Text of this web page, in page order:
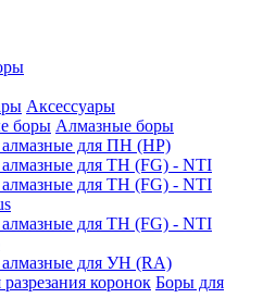
Аксессуары
Алмазные боры
для ПН (HP)
для ТН (FG) - NTI
для ТН (FG) - NTI
для ТН (FG) - NTI
для УН (RA)
Боры для